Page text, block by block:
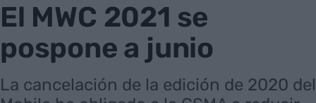
El MWC 2021 se
pospone a junio
La cancelación de la edición de 2020 del